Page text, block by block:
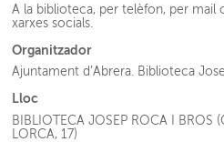
A la biblioteca, per telèfon, per mail
xarxes socials.
Organitzador
Ajuntament d’Abrera. Biblioteca
Lloc
BIBLIOTECA JOSEP ROCA I BROS
LORCA, 17)